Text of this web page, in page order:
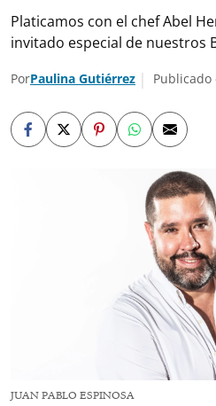
Platicamos con el chef Abel
invitado especial de nuestros
PorPaulina Gutiérrez
JUAN PABLO ESPINOSA